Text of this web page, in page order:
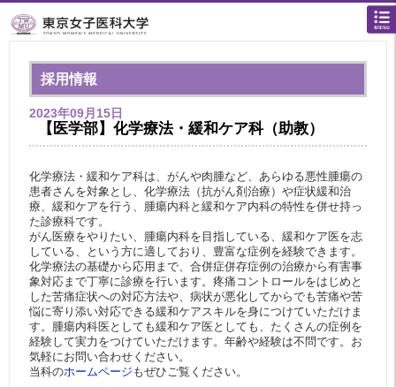
採用情報
2023年09月15日
【医学部】化学療法・緩和ケア科（助教）
化学療法・緩和ケア科は、がんや肉腫など、あらゆる悪性腫瘍の
患者さんを対象とし、化学療法（抗がん剤治療）や症状緩和治
療、緩和ケアを行う、腫瘍内科と緩和ケア内科の特性を併せ持っ
た診療科です。
がん医療をやりたい、腫瘍内科を目指している、緩和ケア医を志
している、という方に適しており、豊富な症例を経験できます。
化学療法の基礎から応用まで、合併症併存症例の治療から有害事
象対応まで丁寧に診療を行います。疼痛コントロールをはじめと
した苦痛症状への対応方法や、病状が悪化してからでも苦痛や苦
悩に寄り添い対応できる緩和ケアスキルを身につけていただけま
す。腫瘍内科医としても緩和ケア医としても、たくさんの症例を
経験して実力をつけていただけます。年齢や経験は不問です。お
気軽にお問い合わせください。
当科のホームページ もぜひご覧ください。